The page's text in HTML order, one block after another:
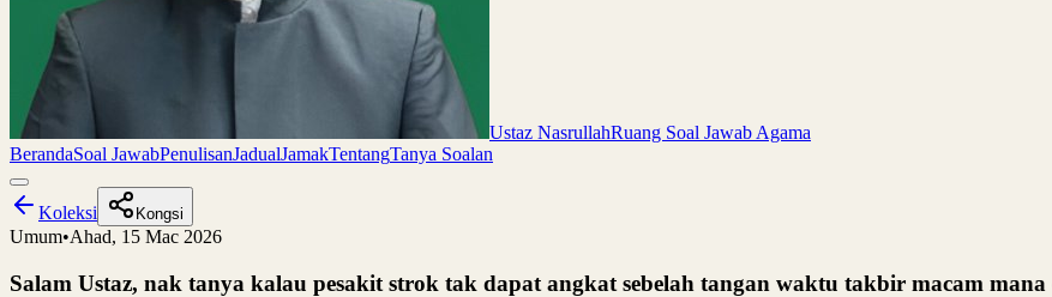
Ustaz NasrullahRuang Soal Jawab Agama
BerandaSoal JawabPenulisanJadualJamakTentangTanya Soalan
Koleksi Kongsi
Umum•Ahad, 15 Mac 2026
Salam Ustaz, nak tanya kalau pesakit strok tak dapat angkat sebelah tangan waktu takbir macam